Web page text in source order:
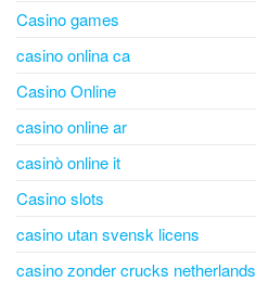
Casino games
casino onlina ca
Casino Online
casino online ar
casinò online it
Casino slots
casino utan svensk licens
casino zonder crucks netherlands